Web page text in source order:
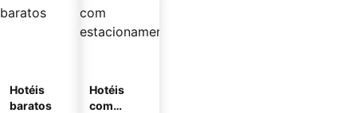
Hotéis
baratos
Hotéis
com